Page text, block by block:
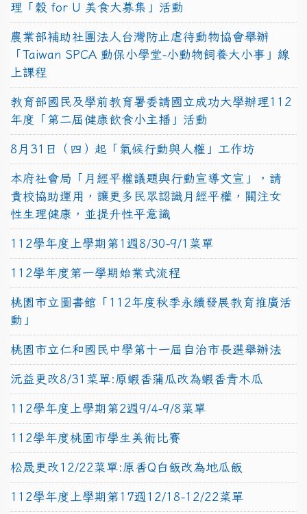
理「穀 for U 美食大募集」活動
農業部補助社團法人台灣防止虐待動物協會舉辦
「Taiwan SPCA 動保小學堂-小動物飼養大小事」線
上課程
教育部國民及學前教育署委請國立成功大學辦理112
年度「第二屆健康飲食小主播」活動
8月31日（四）起「氣候行動與人權」工作坊
本府社會局「月經平權議題與行動宣導文宣」，請
貴校協助運用，讓更多民眾認識月經平權，關注女
性生理健康，並提升性平意識
112學年度上學期第1週8/30-9/1菜單
112學年度第一學期始業式流程
桃園市立圖書館「112年度秋季永續發展教育推廣活
動」
桃園市立仁和國民中學第十一屆自治市長選舉辦法
沅益更改8/31菜單:原蝦香蒲瓜改為蝦香青木瓜
112學年度上學期第2週9/4-9/8菜單
112學年度桃園市學生美術比賽
松晟更改12/22菜單:原香Q白飯改為地瓜飯
112學年度上學期第17週12/18-12/22菜單